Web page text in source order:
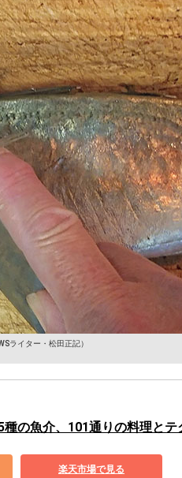
ライター・松田正記）
種の魚介、101通りの料理とテ
楽天市場で見る